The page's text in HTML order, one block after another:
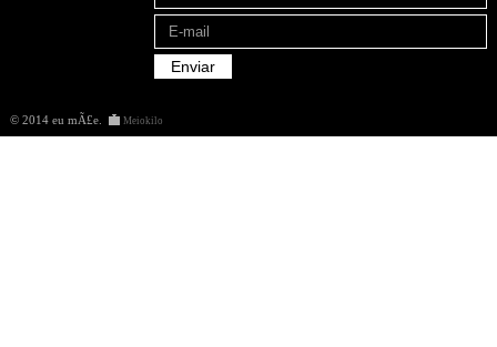
© 2014 eu mÃ£e. Meiokilo